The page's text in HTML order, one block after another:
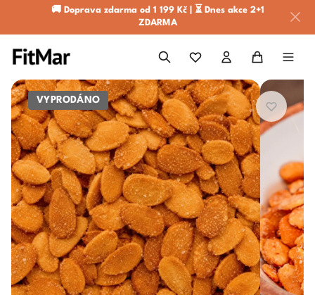
🚚 Doprava zdarma od 1 199 Kč | ⏳ Dnes akce 2+1
ZDARMA
VYPRODÁNO